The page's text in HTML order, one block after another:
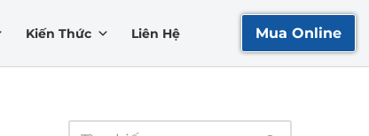
Kiến Thức Liên Hệ Mua Online